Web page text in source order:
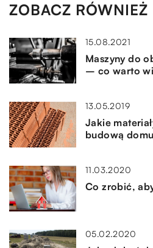
ZOBACZ RÓWNIEŻ
15.08.2021
Maszyny do
– co warto
13.05.2019
Jakie
budową
11.03.2020
Co zrobić,
05.02.2020